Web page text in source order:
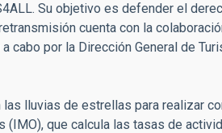
Su objetivo es defender el
cuenta con la
cabo por la Dirección General de
las lluvias de estrellas para realizar
(IMO), que calcula las tasas de